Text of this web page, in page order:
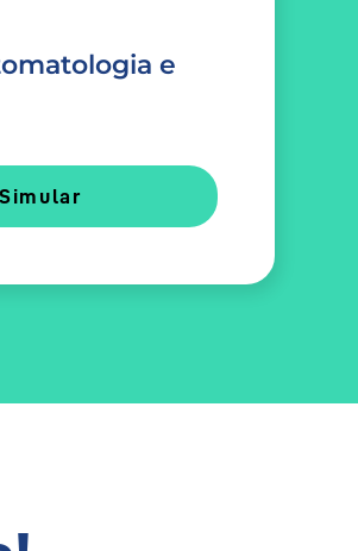
e
Simular